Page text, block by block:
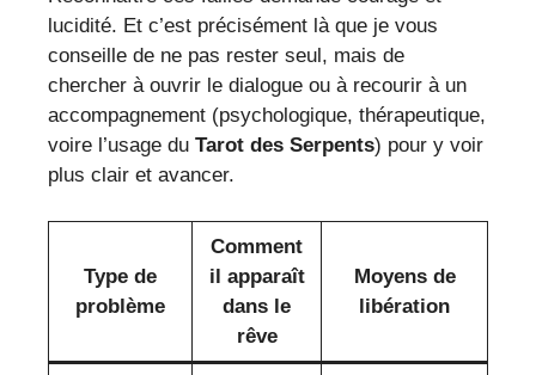
lucidité. Et c’est précisément là que je vous
conseille de ne pas rester seul, mais de
chercher à ouvrir le dialogue ou à recourir à un
accompagnement (psychologique, thérapeutique,
voire l’usage du Tarot des Serpents) pour y voir
plus clair et avancer.
Type de
problème
Comment
il apparaît
dans le
rêve
Moyens de
libération